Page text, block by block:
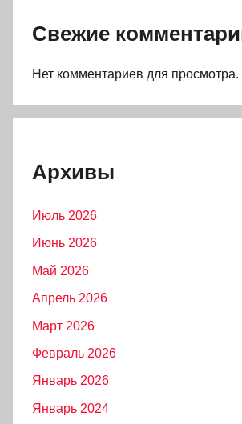
Свежие
Нет комментариев для просмотра.
Архивы
Июль 2026
Июнь 2026
Май 2026
Апрель 2026
Март 2026
Февраль 2026
Январь 2026
Январь 2024